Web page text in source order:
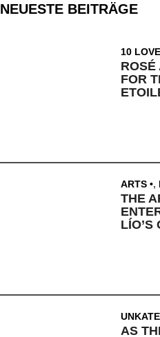
NEUESTE BEITRÄGE
10
ROSÉ
FOR
ARTS ,
THE
LÍO’S
AS